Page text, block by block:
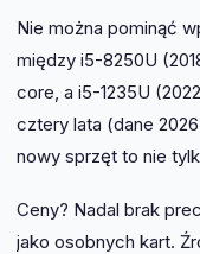
Nie można pominąć
między i5-8250U
core, a i5-1235U
cztery lata (dane
nowy sprzęt to nie
Ceny? Nadal brak
jako osobnych kart.